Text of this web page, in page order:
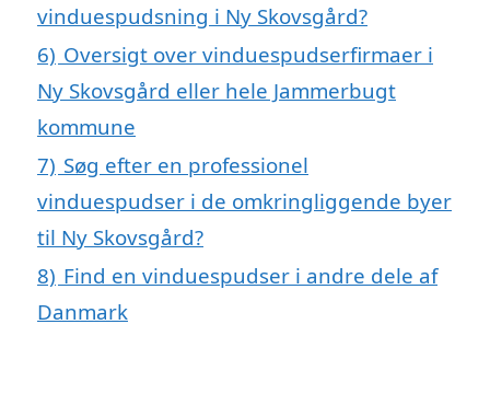
vinduespudsning i Ny Skovsgård?
6) Oversigt over vinduespudserfirmaer i
Ny Skovsgård eller hele Jammerbugt
kommune
7) Søg efter en professionel
vinduespudser i de omkringliggende byer
til Ny Skovsgård?
8) Find en vinduespudser i andre dele af
Danmark